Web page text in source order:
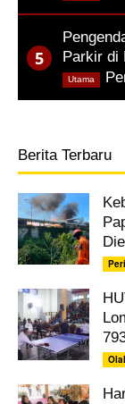
Parkir di
Utama
Berita Terbaru